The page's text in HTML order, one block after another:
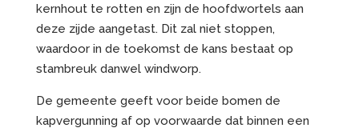
kernhout te rotten en zijn de hoofdwortels aan
deze zijde aangetast. Dit zal niet stoppen,
waardoor in de toekomst de kans bestaat op
stambreuk danwel windworp.
De gemeente geeft voor beide bomen de
kapvergunning af op voorwaarde dat binnen een